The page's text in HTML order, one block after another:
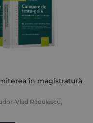
în magistratură
Vlad Rădulescu,